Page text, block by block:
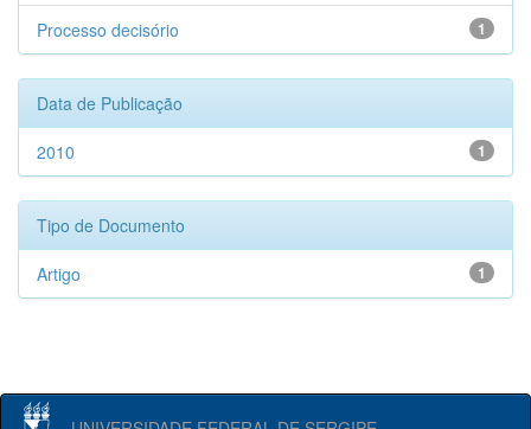
1
Processo decisório
Data de Publicação
1
2010
Tipo de Documento
1
Artigo